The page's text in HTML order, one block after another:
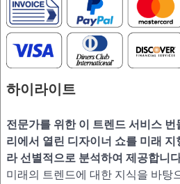
하이라이트
전문가를 위한 이 트렌드 서비스 번
리에서 열린 디자이너 쇼를 미래
라 선별적으로 분석하여 제공합니
미래의 트렌드에 대한 지식을 바탕